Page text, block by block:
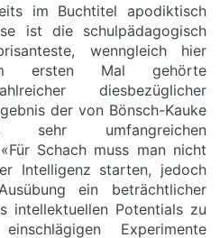
im Buchtitel apodiktisch
ist die schulpädagogisch
wenngleich hier
ersten Mal gehörte
diesbezüglicher
der von Bönsch-Kauke
sehr umfangreichen
Schach muss man nicht
Intelligenz starten, jedoch
ein beträchtlicher
intellektuellen Potentials zu
Experimente